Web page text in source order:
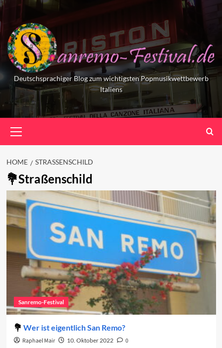
Skip
to
content
Deutschsprachiger Blog zum wichtigsten Popmusikwettbewerb
Italiens
Menu
HOME STRASSENSCHILD
Straßenschild
Sanremo-Festival
Wer ist eigentlich San Remo?
Raphael Mair 10. Oktober 2022
0